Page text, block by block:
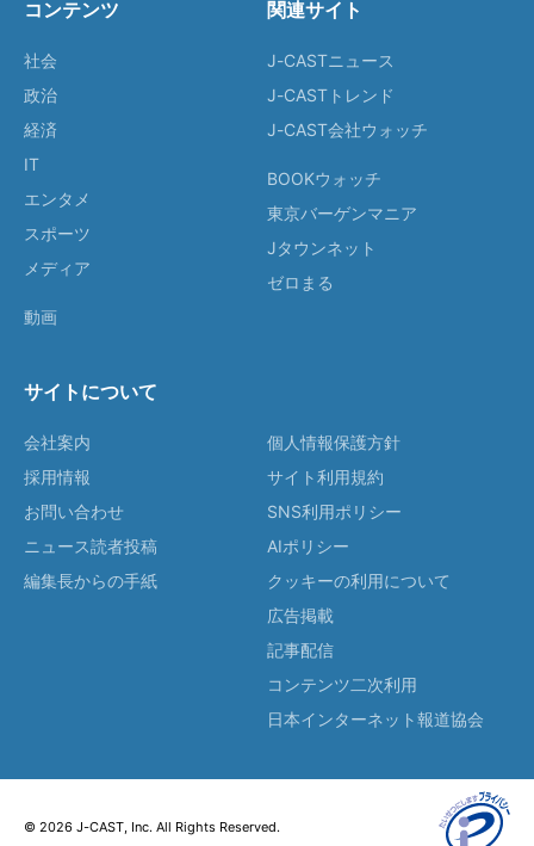
コンテンツ
社会
政治
経済
IT
エンタメ
スポーツ
メディア
動画
関連サイト
J-CASTニュース
J-CASTトレンド
J-CAST会社ウォッチ
BOOKウォッチ
東京バーゲンマニア
Jタウンネット
ゼロまる
サイトについて
会社案内
採用情報
お問い合わせ
ニュース読者投稿
編集長からの手紙
個人情報保護方針
サイト利用規約
SNS利用ポリシー
AIポリシー
クッキーの利用について
広告掲載
記事配信
コンテンツ二次利用
日本インターネット報道協会
© 2026 J-CAST, Inc. All Rights Reserved.